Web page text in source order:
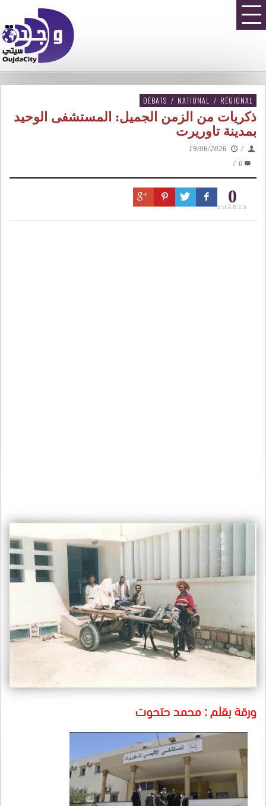
DÉBATS / NATIONAL / RÉGIONAL
ذكريات من الزمن الجميل: المستشفى الوحيد
بمدينة تاوريرت
/
19/06/2026
0
/
0
SHARES
ورقة بقلم : محمد حتحوت